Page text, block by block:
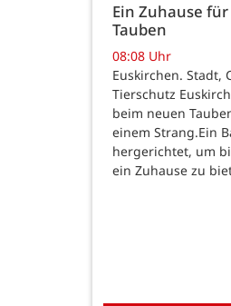
Ein Zuhause
Tauben
08:08 Uhr
Euskirchen. Stadt,
Tierschutz
beim neuen
einem Strang.Ein
hergerichtet, um
ein Zuhause zu